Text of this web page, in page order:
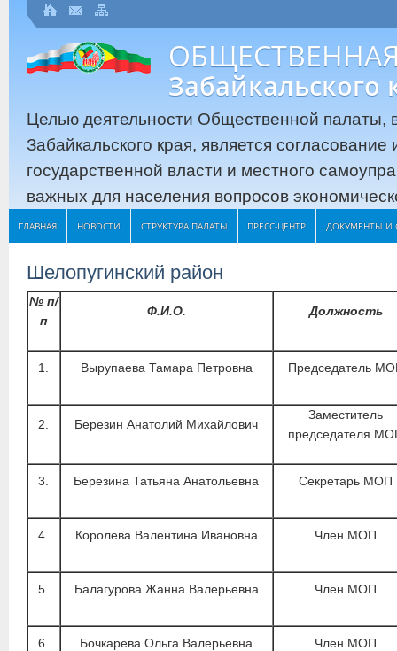
Забайкальского
Целью деятельности Общественной палаты,
Забайкальского края, является
государственной власти и местного
важных для населения вопросов
ГЛАВНАЯ НОВОСТИ СТРУКТУРА ПАЛАТЫ ПРЕСС-ЦЕНТР ДОКУМЕНТЫ И
Шелопугинский район
№ п/
п
Ф.И.О. Должность
1. Вырупаева Тамара Петровна Председатель
2. Березин Анатолий Михайлович
Заместитель
председателя
3. Березина Татьяна Анатольевна Секретарь МОП
4. Королева Валентина Ивановна Член МОП
5. Балагурова Жанна Валерьевна Член МОП
6. Бочкарева Ольга Валерьевна Член МОП